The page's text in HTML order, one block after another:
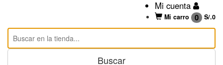
Mi cuenta
Mi carro 0 S/.0